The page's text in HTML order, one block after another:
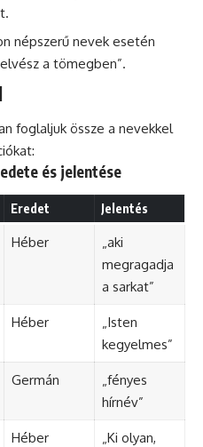
népszerű nevek esetén
a tömegben”.
foglaljuk össze a nevekkel
és jelentése
Eredet Jelentés
Héber
„aki
megragadja
a sarkat”
Héber
„Isten
kegyelmes”
Germán
„fényes
hírnév”
Héber
„Ki olyan,